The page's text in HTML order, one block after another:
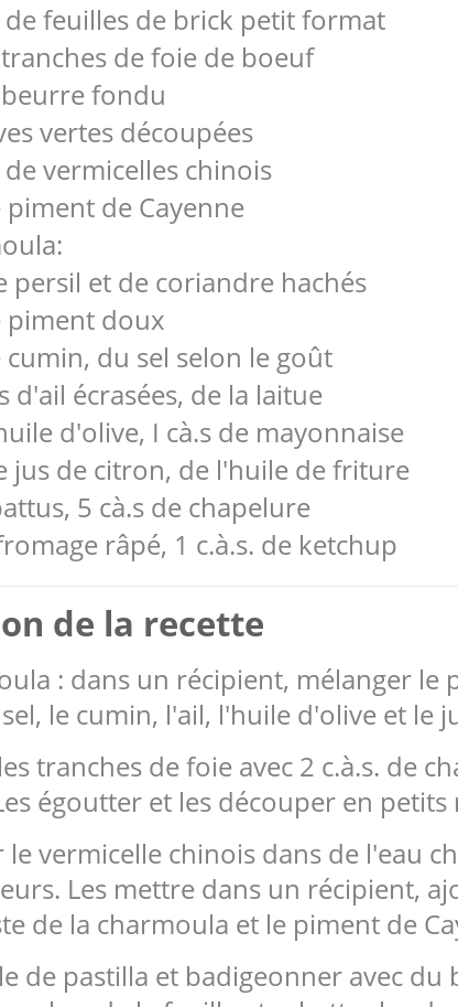
feuilles de brick petit format
de foie de boeuf
fondu
vertes découpées
vermicelles chinois
piment de Cayenne
persil et de coriandre hachés
piment doux
cumin, du sel selon le goût
d'ail écrasées, de la laitue
d'olive, I cà.s de mayonnaise
jus de citron, de l'huile de friture
5 cà.s de chapelure
râpé, 1 c.à.s. de ketchup
de la recette
: dans un récipient, mélanger le
le cumin, l'ail, l'huile d'olive et le
tranches de foie avec 2 c.à.s. de
égoutter et les découper en petits
vermicelle chinois dans de l'eau
Les mettre dans un récipient,
de la charmoula et le piment de
de pastilla et badigeonner avec